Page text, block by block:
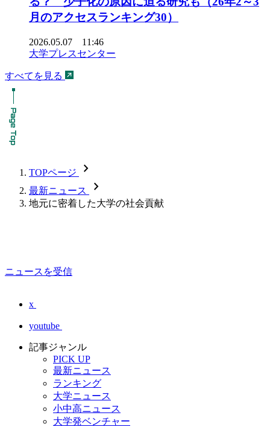
月のアクセスランキング30）
2026.05.07 11:46
大学プレスセンター
すべてを見る
TOPページ chevron_forward
最新ニュース chevron_forward
地元に密着した大学の社会貢献
ニュースを受信
x
youtube
記事ジャンル
PICK UP
最新ニュース
ランキング
大学ニュース
小中高ニュース
大学発ベンチャー